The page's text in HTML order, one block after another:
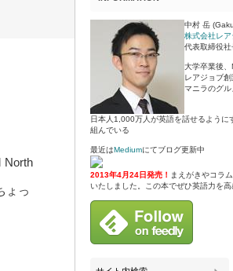
North
ょっ
中村 岳
株式会社レア
代表取締役社
大学卒業後
レアジョブ
マニラのグ
日本人1,000万人が英語を話せるように
組んでいる
最近はMediumにてブログ更新中
2013年4月24日発売！ まえがきやコラ
いたしました。この本でぜひ英語力を高